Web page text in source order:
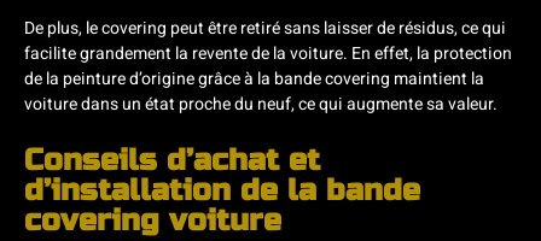
De plus, le covering peut être retiré sans laisser de résidus, ce qui
facilite grandement la revente de la voiture. En effet, la protection
de la peinture d’origine grâce à la bande covering maintient la
voiture dans un état proche du neuf, ce qui augmente sa valeur.
Conseils d’achat et
d’installation de la bande
covering voiture